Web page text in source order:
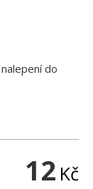
do
12Kč